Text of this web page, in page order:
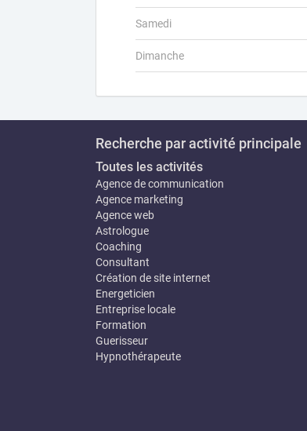
Samedi
Dimanche
Recherche par activité principale
Toutes les activités
Agence de communication
Agence marketing
Agence web
Astrologue
Coaching
Consultant
Création de site internet
Energeticien
Entreprise locale
Formation
Guerisseur
Hypnothérapeute